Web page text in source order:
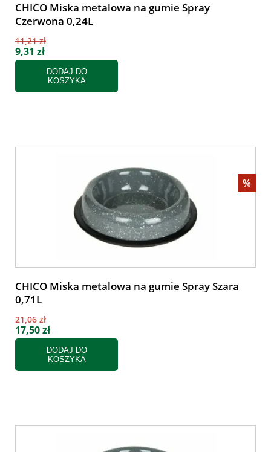
CHICO Miska metalowa na gumie Spray
Czerwona 0,24L
11,21 zł
9,31 zł
DODAJ DO
KOSZYKA
%
CHICO Miska metalowa na gumie Spray Szara
0,71L
21,06 zł
17,50 zł
DODAJ DO
KOSZYKA